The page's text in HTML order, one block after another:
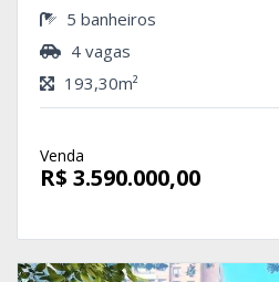
5 banheiros
4 vagas
193,30m²
Venda
R$ 3.590.000,00